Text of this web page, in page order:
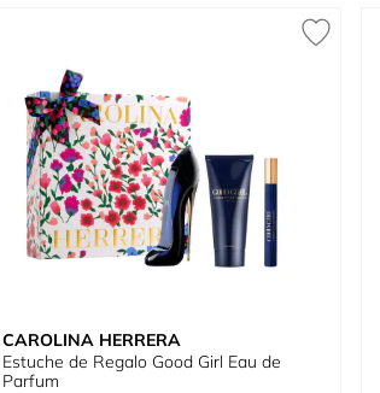
CAROLINA HERRERA
Estuche de Regalo Good Girl Eau de
Parfum